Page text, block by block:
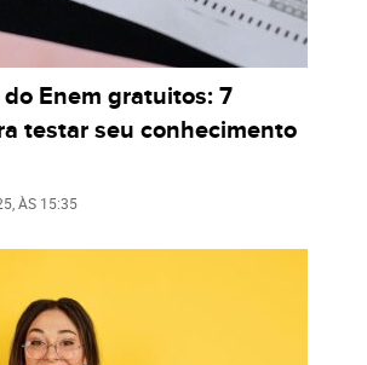
Enem gratuitos: 7
testar seu conhecimento
, ÀS 15:35